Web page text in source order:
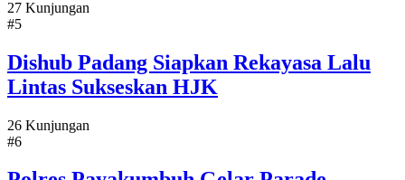
27 Kunjungan
#5
Dishub Padang Siapkan Rekayasa Lalu
Lintas Sukseskan HJK
26 Kunjungan
#6